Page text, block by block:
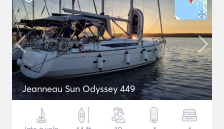
Jeanneau Sun Odyssey 449